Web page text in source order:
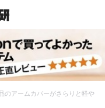
のアームカバーがさらりと軽や